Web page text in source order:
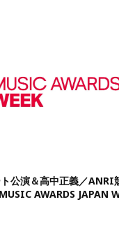
公演＆高中正義／ANRI
AWARDS JAPAN